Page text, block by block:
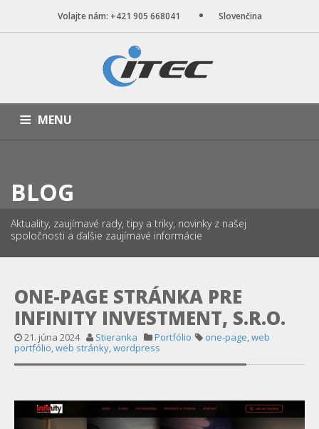
Volajte nám: +421 905 668041 Slovenčina
MENU
BLOG O NÁS
BLOG
Aktuality, zaujímavé rady, tipy a triky, novinky z našej
spoločnosti a ďalšie zaujímavé informácie
ONE-PAGE STRÁNKA PRE
INFINITY INVESTMENT, S.R.O.
21. júna 2024 Stieranka Portfólio one-page,web
portfólio,web stránky,wordpress